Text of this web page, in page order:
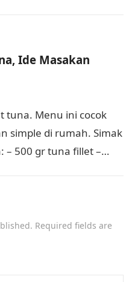
Ide Masakan
tuna. Menu ini cocok
simple di rumah. Simak
– 500 gr tuna fillet –…
Required fields are